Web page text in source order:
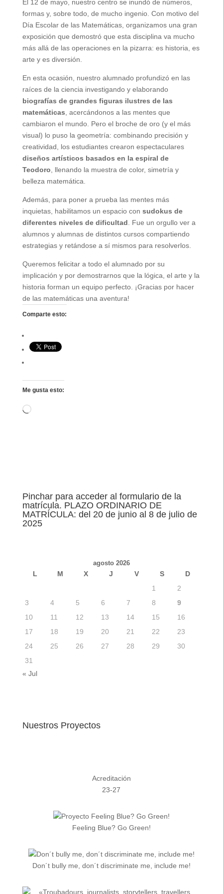
El 12 de mayo, nuestro centro se inundó de números,
formas y, sobre todo, de mucho ingenio. Con motivo del
Día Escolar de las Matemáticas, organizamos una gran
exposición que demostró que esta disciplina va mucho
más allá de las operaciones en la pizarra: es historia, es
arte y es diversión.
En esta ocasión, nuestro alumnado profundizó en las
raíces de la ciencia investigando y elaborando
biografías de grandes figuras ilustres de las
matemáticas , acercándonos a las mentes que
cambiaron el mundo. Pero el broche de oro (y el más
visual) lo puso la geometría: combinando precisión y
creatividad, los estudiantes crearon espectaculares
diseños artísticos basados en la espiral de
Teodoro , llenando la muestra de color, simetría y
belleza matemática.
Además, para poner a prueba las mentes más
inquietas, habilitamos un espacio con sudokus de
diferentes niveles de dificultad . Fue un orgullo ver a
alumnos y alumnas de distintos cursos compartiendo
estrategias y retándose a sí mismos para resolverlos.
Queremos felicitar a todo el alumnado por su
implicación y por demostrarnos que la lógica, el arte y la
historia forman un equipo perfecto. ¡Gracias por hacer
de las matemáticas una aventura!
Comparte esto:
Me gusta esto:
Cargando...
Pinchar para acceder al formulario de la
matrícula. PLAZO ORDINARIO DE
MATRÍCULA: del 20 de junio al 8 de julio de
2025
agosto 2026
L M X J V S
D
1
2
3
4 5 6 7 8
9
10
11 12 13 14 15
16
17
18 19 20 21 22
23
24
25 26 27 28 29
30
31
« Jul
Nuestros Proyectos
Acreditación
23-27
Feeling Blue? Go Green!
Don´t bully me, don´t discriminate me, include me!